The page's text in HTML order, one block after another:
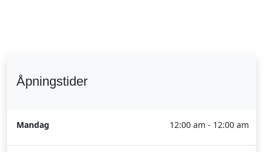
Åpningstider
Mandag 12:00 am - 12:00 am